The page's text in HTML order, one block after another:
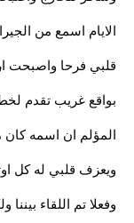
الايام اسمع من
قلبي فرحا واصبحت
بواقع غريب تقدم
المؤلم ان اسمه
ويعزف قلبي له كل
وفعلا تم اللقاء